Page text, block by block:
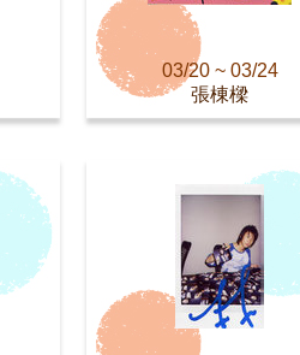
03/20 ~ 03/24
張棟樑